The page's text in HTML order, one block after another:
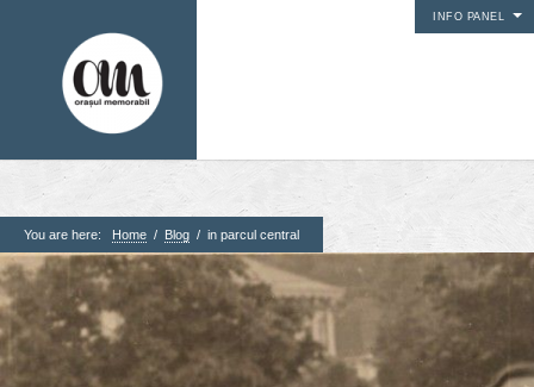
INFO PANEL
1. Pagini
Acasa
Contact
Contribuie si tu
You are here: Home / Blog / in parcul central